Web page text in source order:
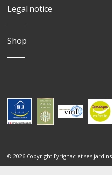
Legal notice
Shop
© 2026 Copyright Eyrignac et ses jardins.